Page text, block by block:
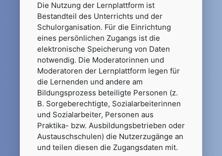
Die Nutzung der Lernplattform ist
Bestandteil des Unterrichts und der
Schulorganisation. Für die Einrichtung
eines persönlichen Zugangs ist die
elektronische Speicherung von Daten
notwendig. Die Moderatorinnen und
Moderatoren der Lernplattform legen für
die Lernenden und andere am
Bildungsprozess beteiligte Personen (z.
B. Sorgeberechtigte, Sozialarbeiterinnen
und Sozialarbeiter, Personen aus
Praktika- bzw. Ausbildungsbetrieben oder
Austauschschulen) die Nutzerzugänge an
und teilen diesen die Zugangsdaten mit.